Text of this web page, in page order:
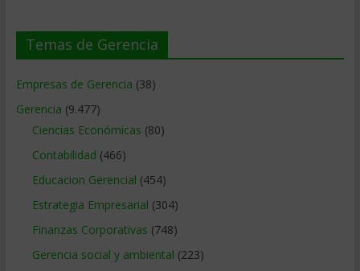
Temas de Gerencia
Empresas de Gerencia (38)
Gerencia (9.477)
Ciencias Económicas (80)
Contabilidad (466)
Educacion Gerencial (454)
Estrategia Empresarial (304)
Finanzas Corporativas (748)
Gerencia social y ambiental (223)